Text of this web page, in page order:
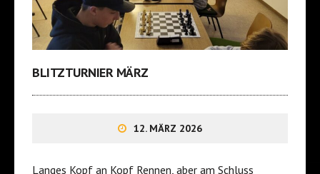
BLITZTURNIER MÄRZ
12. MÄRZ 2026
Langes Kopf an Kopf Rennen, aber am Schluss